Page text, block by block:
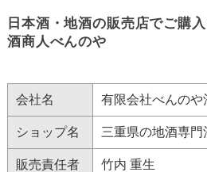
日本酒・地酒の販売店でご購
酒商人べんのや
会社名 有限会社べんのや
ショップ名 三重県の地酒専門
販売責任者 竹内 重生